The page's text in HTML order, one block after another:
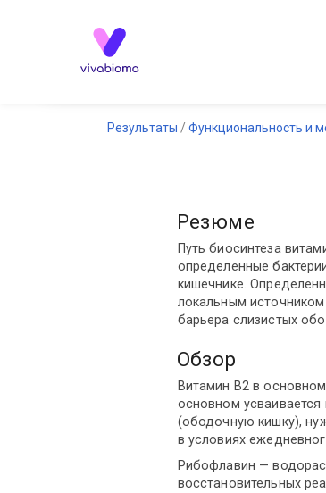
Результаты Функциональность и
Резюме
Путь биосинтеза
определенные
кишечнике.
локальным
барьера слизистых
Обзор
Витамин B2 в
основном
(ободочную кишку),
в условиях
Рибофлавин —
восстановительных